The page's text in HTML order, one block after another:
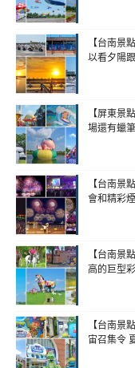
【台南景
以看夕陽
【屏東景
場還有蠟
【台南景
會和精彩
【台南景
高的巨型
【台南景
宙召集令